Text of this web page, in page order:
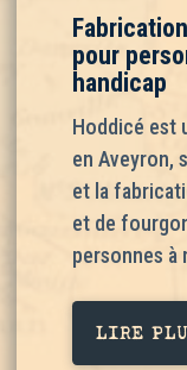
pour
handicap
Hoddicé est
en Aveyron,
et la
et de
personnes à
LIRE